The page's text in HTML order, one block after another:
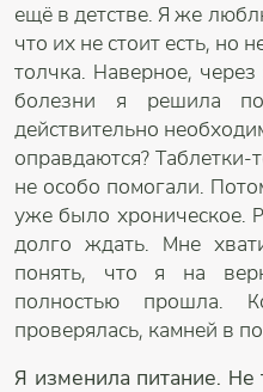
ещё в детстве. Я же
что их не стоит есть, но
толчка. Наверное,
болезни я решила
действительно
оправдаются?
не особо помогали.
уже было хроническое.
долго ждать. Мне
понять, что я на
полностью прошла.
проверялась, камней в
Я изменила питание. Не